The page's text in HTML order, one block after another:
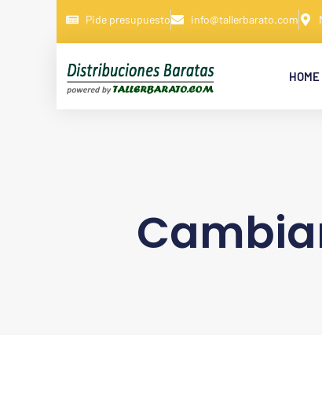
Pide presupuesto info@tallerbarato.com
HOME